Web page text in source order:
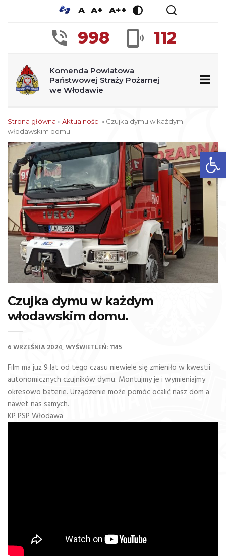
A A+ A++
998 112
Komenda Powiatowa
Państwowej Straży Pożarnej
we Włodawie
Strona główna »Aktualności» Czujka dymu w każdym
włodawskim domu.
Czujka dymu w każdym
włodawskim domu.
6 WRZEŚNIA 2024 WYŚWIETLEŃ: 1145
Film ma już 9 lat od tego czasu niewiele się zmieniło w kwestii
autonomicznych czujników dymu. Montujmy je i wymieniajmy
okresowo baterie. Urządzenie może pomóc ocalić nasz dom a
nawet nas samych.
KP PSP Włodawa